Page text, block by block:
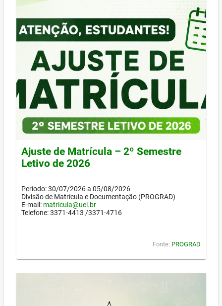
Ajuste de Matrícula – 2º Semestre
Letivo de 2026
Período: 30/07/2026 a 05/08/2026
Divisão de Matrícula e Documentação (PROGRAD)
E-mail: matricula@uel.br
Telefone: 3371-4413 /3371-4716
Fonte: PROGRAD